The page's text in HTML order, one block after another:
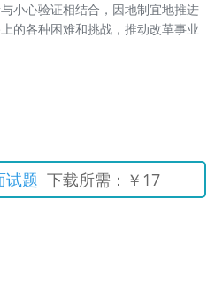
小心验证相结合，因地制宜地推进
的各种困难和挑战，推动改革事业
试题 下载所需：￥17